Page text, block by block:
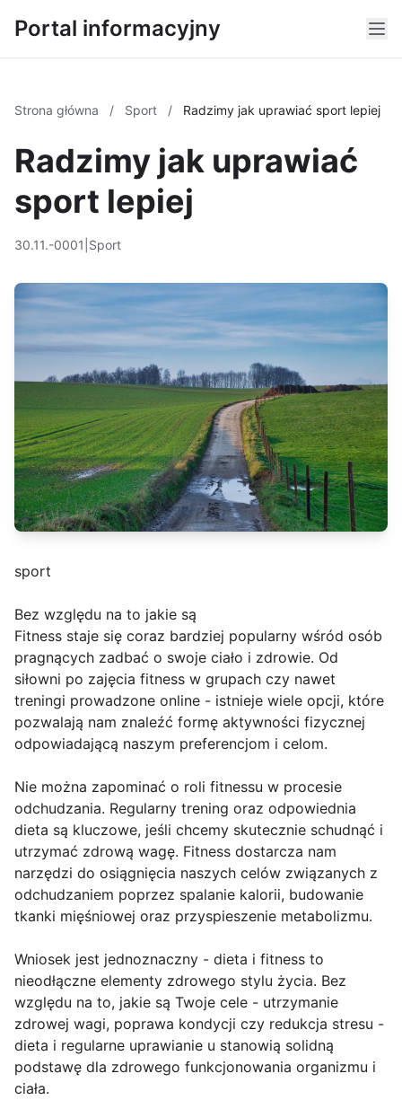
Portal informacyjny
Strona główna / Sport / Radzimy jak uprawiać sport lepiej
Radzimy jak uprawiać
sport lepiej
30.11.-0001 Sport
sport
Bez względu na to jakie są
Fitness staje się coraz bardziej popularny wśród osób
pragnących zadbać o swoje ciało i zdrowie. Od
siłowni po zajęcia fitness w grupach czy nawet
treningi prowadzone online - istnieje wiele opcji, które
pozwalają nam znaleźć formę aktywności fizycznej
odpowiadającą naszym preferencjom i celom.
Nie można zapominać o roli fitnessu w procesie
odchudzania. Regularny trening oraz odpowiednia
dieta są kluczowe, jeśli chcemy skutecznie schudnąć i
utrzymać zdrową wagę. Fitness dostarcza nam
narzędzi do osiągnięcia naszych celów związanych z
odchudzaniem poprzez spalanie kalorii, budowanie
tkanki mięśniowej oraz przyspieszenie metabolizmu.
Wniosek jest jednoznaczny - dieta i fitness to
nieodłączne elementy zdrowego stylu życia. Bez
względu na to, jakie są Twoje cele - utrzymanie
zdrowej wagi, poprawa kondycji czy redukcja stresu -
dieta i regularne uprawianie u stanowią solidną
podstawę dla zdrowego funkcjonowania organizmu i
ciała.